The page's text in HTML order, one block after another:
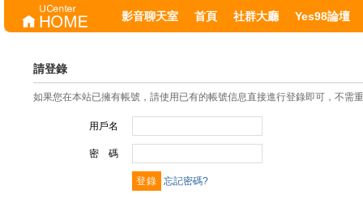
影音聊天室 首頁 社群大廳 Yes98論壇
請登錄
如果您在本站已擁有帳號，請使用已有的帳號信息直接進行登錄即可，不需
用戶名
密 碼
忘記密碼?